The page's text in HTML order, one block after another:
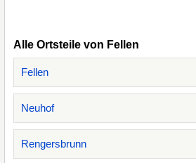
Alle Ortsteile von Fellen
Fellen
Neuhof
Rengersbrunn